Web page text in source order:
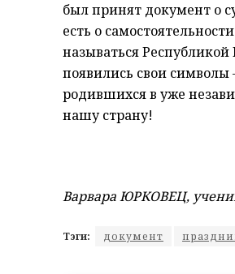
был принят документ о
есть о
называться
появились свои
родившихся в уже
нашу страну!
Варвара ЮРКОВЕЦ,
Тэги: документ